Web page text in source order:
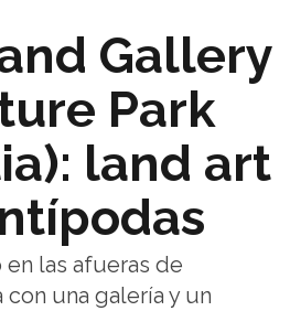
Gallery
Park
land art
las afueras de
una galería y un